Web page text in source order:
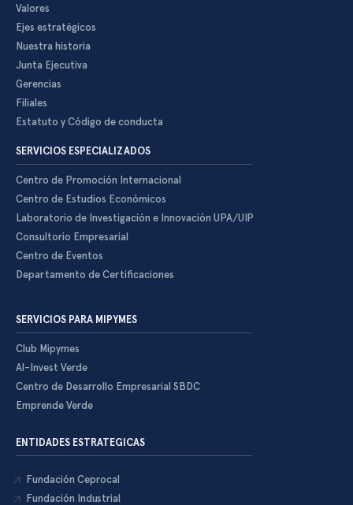
Valores
Ejes estratégicos
Nuestra historia
Junta Ejecutiva
Gerencias
Filiales
Estatuto y Código de conducta
SERVICIOS ESPECIALIZADOS
Centro de Promoción Internacional
Centro de Estudios Económicos
Laboratorio de Investigación e Innovación UPA/UIP
Consultorio Empresarial
Centro de Eventos
Departamento de Certificaciones
SERVICIOS PARA MIPYMES
Club Mipymes
Al-Invest Verde
Centro de Desarrollo Empresarial SBDC
Emprende Verde
ENTIDADES ESTRATEGICAS
Fundación Ceprocal
Fundación Industrial